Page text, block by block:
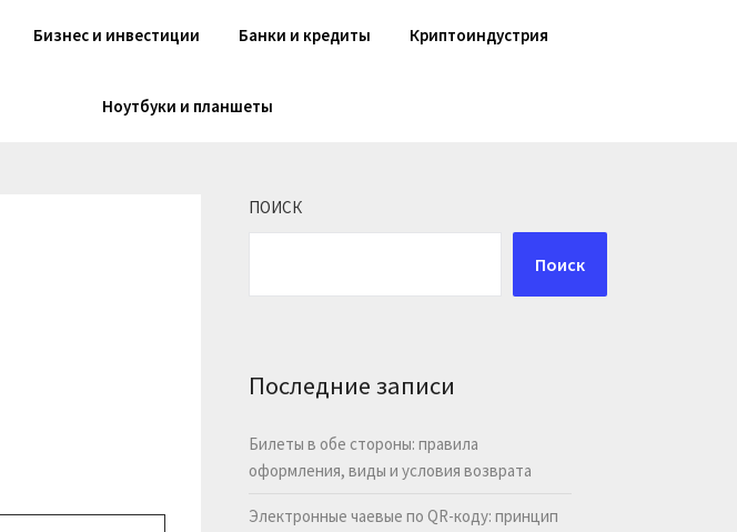
Бизнес и инвестиции Банки и кредиты Криптоиндустрия
Ноутбуки и планшеты
ПОИСК
Поиск
Последние записи
Билеты в обе стороны: правила
оформления, виды и условия возврата
Электронные чаевые по QR-коду: принцип